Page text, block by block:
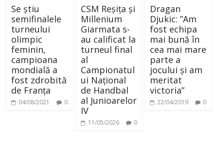
Se știu
semifinalele
turneului
olimpic
feminin,
campioana
mondială a
fost zdrobită
de Franța
04/08/2021 0
CSM Reșița și
Millenium
Giarmata s-
au calificat la
turneul final
al
Campionatul
ui Național
de Handbal
al Junioarelor
IV
11/05/2026 0
Dragan
Djukic: ”Am
fost echipa
mai bună în
cea mai mare
parte a
jocului și am
meritat
victoria”
22/04/2019 0